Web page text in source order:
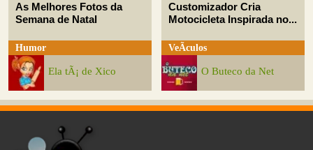
As Melhores Fotos da
Semana de Natal
Humor
Ela tÃ¡ de Xico
Customizador Cria
Motocicleta Inspirada no...
VeÃ­culos
O Buteco da Net